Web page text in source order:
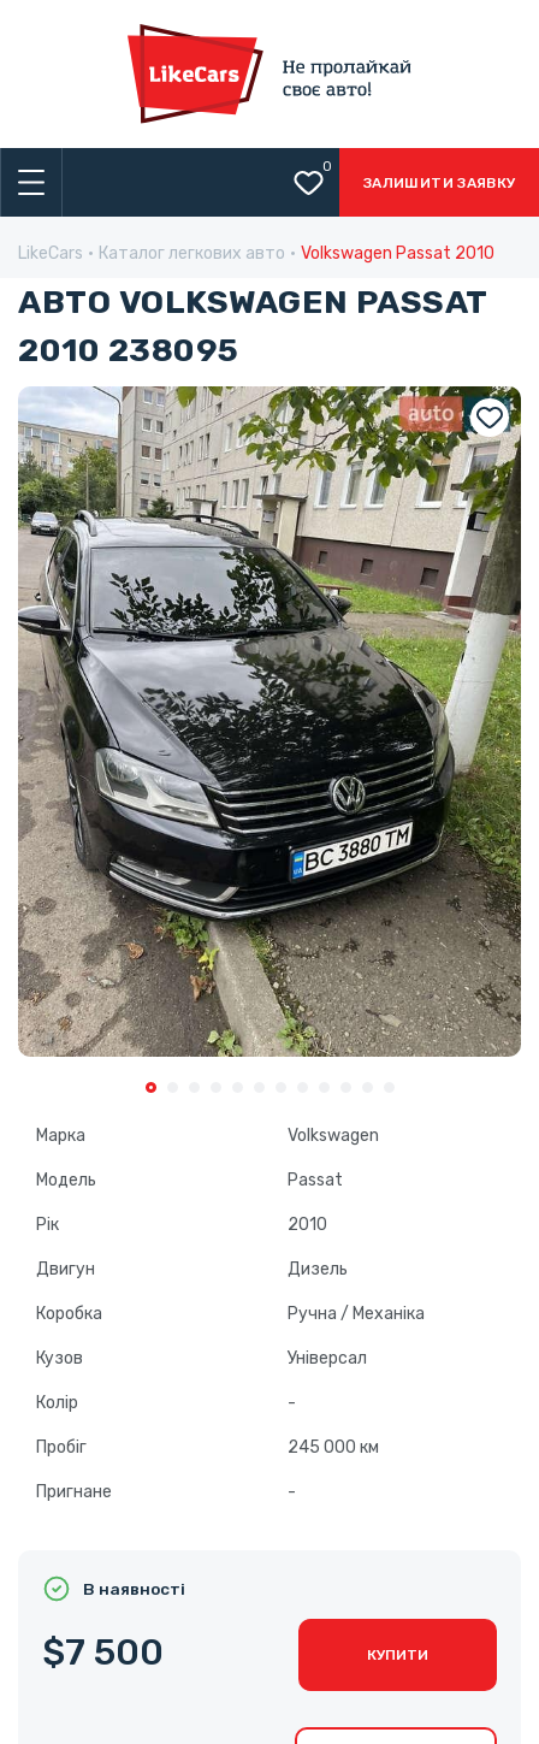
0
ЗАЛИШИТИ ЗАЯВКУ
LikeCars Каталог легкових авто Volkswagen Passat 2010
АВТО VOLKSWAGEN PASSAT
2010 238095
Марка Volkswagen
Модель Passat
Рік 2010
Двигун Дизель
Коробка Ручна / Механіка
Кузов Універсал
Колір -
Пробіг 245 000 км
Пригнане -
В наявності
$7 500 КУПИТИ